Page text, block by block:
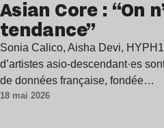
Asian Core : “On
tendance”
Sonia Calico, Aisha Devi,
d’artistes asio-descendant·es
de données française, fondée…
18 mai 2026